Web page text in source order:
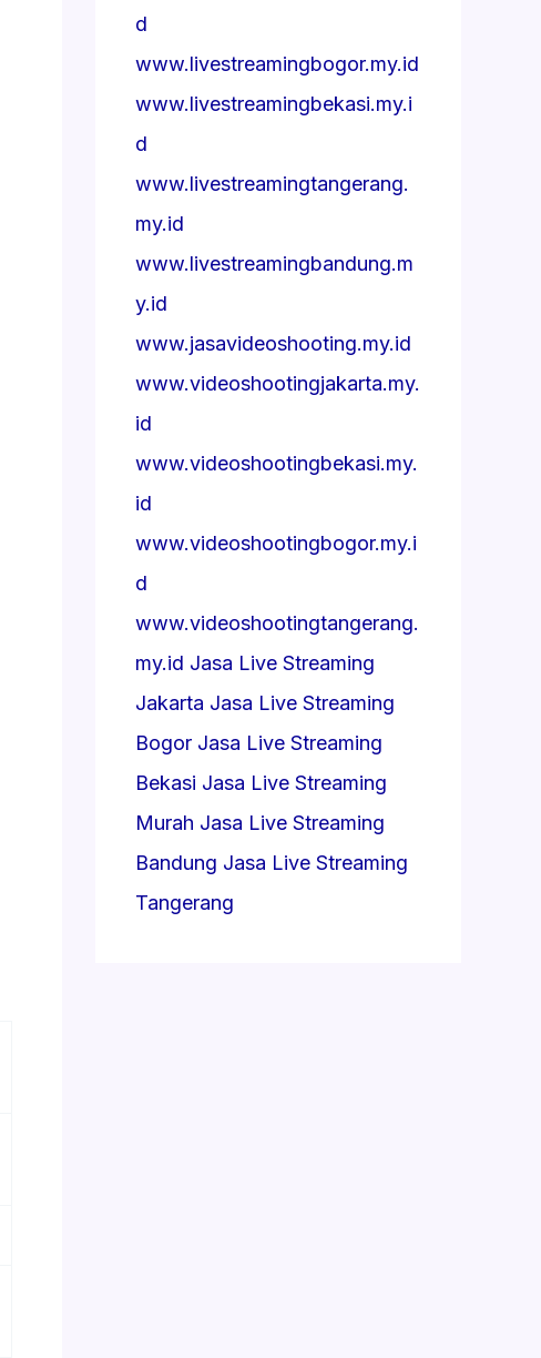
d
www.livestreamingbogor.my.id
www.livestreamingbekasi.my.i
d
www.livestreamingtangerang.
my.id
www.livestreamingbandung.m
y.id
www.jasavideoshooting.my.id
www.videoshootingjakarta.my.
id
www.videoshootingbekasi.my.
id
www.videoshootingbogor.my.i
d
www.videoshootingtangerang.
my.id Jasa Live Streaming
Jakarta Jasa Live Streaming
Bogor Jasa Live Streaming
Bekasi Jasa Live Streaming
Murah Jasa Live Streaming
Bandung Jasa Live Streaming
Tangerang